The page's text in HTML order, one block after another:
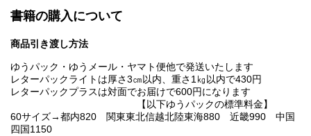
書籍の購入について
商品引き渡し方法
ゆうパック・ゆうメール・ヤマト便他で発送いたします
レターパックライトは厚さ3㎝以内、重さ1㎏以内で430円
レターパックプラスは対面でお届けで600円になります
【以下ゆうパックの標準料金】
60サイズ→都内820 関東東北信越北陸東海880 近畿990 中国
四国1150